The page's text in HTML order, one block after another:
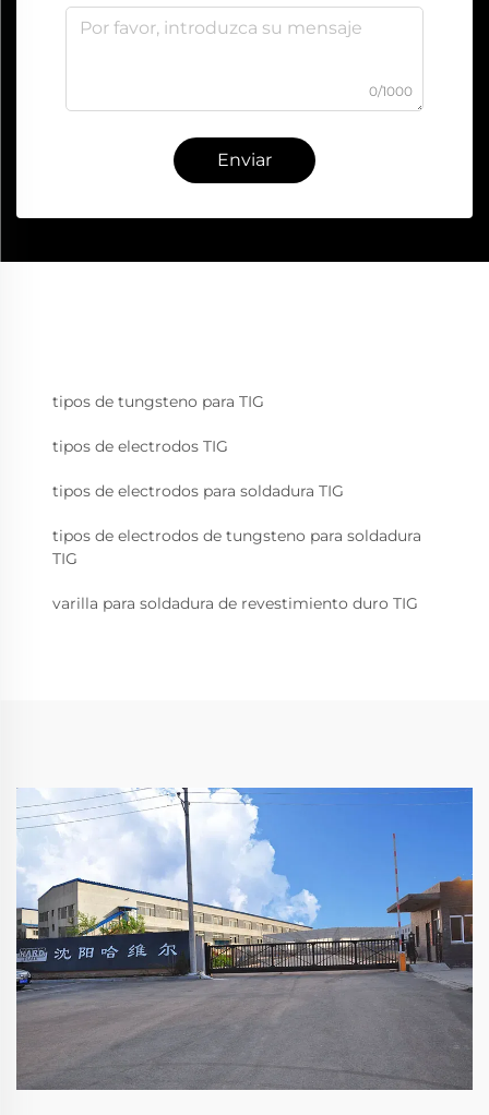
0/1000
Enviar
tipos de tungsteno para TIG
tipos de electrodos TIG
tipos de electrodos para soldadura TIG
tipos de electrodos de tungsteno para soldadura
TIG
varilla para soldadura de revestimiento duro TIG